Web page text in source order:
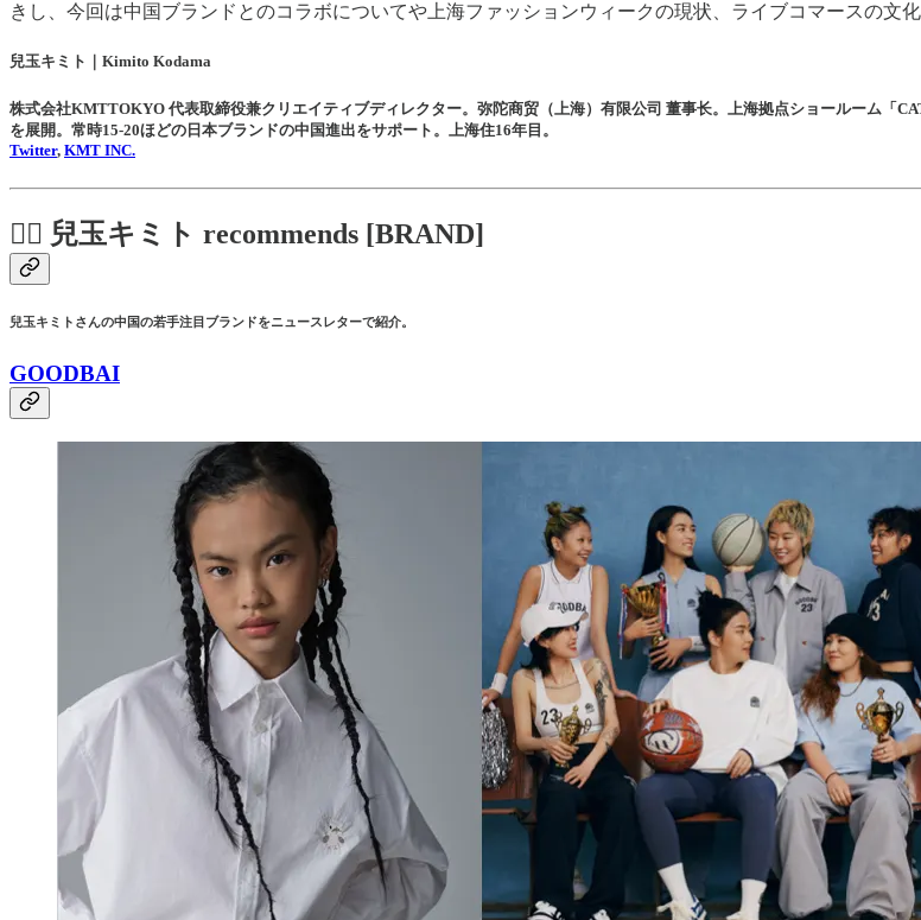
きし、今回は中国ブランドとのコラボについてや上海ファッションウィークの現状、ライブコマースの文
兒玉キミト｜Kimito Kodama
株式会社KMTTOKYO 代表取締役兼クリエイティブディレクター。弥陀商贸（上海）有限公司 董事长。上海拠点ショールーム「
を展開。常時15-20ほどの日本ブランドの中国進出をサポート。上海住16年目。
Twitter, KMT INC.
❤️‍🔥 兒玉キミト recommends [BRAND]
兒玉キミトさんの中国の若手注目ブランドをニュースレターで紹介。
GOODBAI